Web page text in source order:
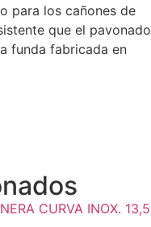
para los cañones de
que el pavonado
funda fabricada en